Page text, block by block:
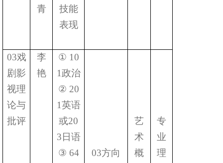
技能
表现
青
03戏
剧影
视理
论与
批评
李
艳
① 10
1政治
② 20
1英语
或20
3 日语
③ 64
03方向
艺
术
概
专
业
理